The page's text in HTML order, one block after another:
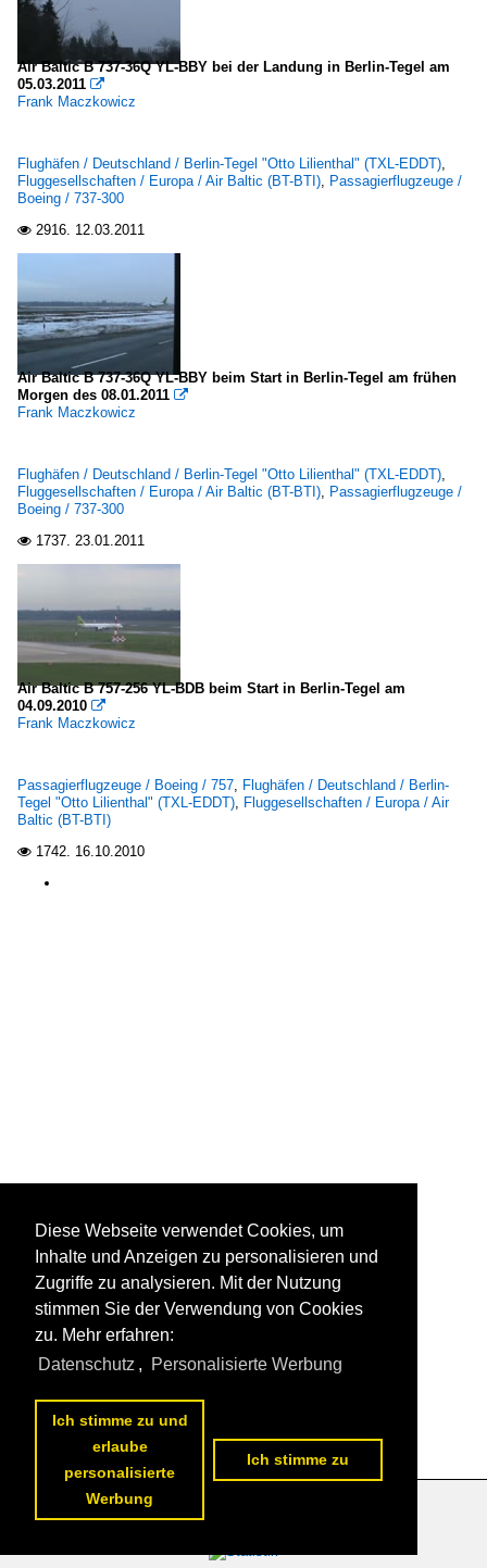
Air Baltic B 737-36Q YL-BBY bei der Landung in Berlin-Tegel am
05.03.2011 
Frank Maczkowicz
Flughäfen / Deutschland / Berlin-Tegel "Otto Lilienthal" (TXL-EDDT),
Fluggesellschaften / Europa / Air Baltic (BT-BTI), Passagierflugzeuge /
Boeing / 737-300
 2916. 12.03.2011
Air Baltic B 737-36Q YL-BBY beim Start in Berlin-Tegel am frühen
Morgen des 08.01.2011 
Frank Maczkowicz
Flughäfen / Deutschland / Berlin-Tegel "Otto Lilienthal" (TXL-EDDT),
Fluggesellschaften / Europa / Air Baltic (BT-BTI), Passagierflugzeuge /
Boeing / 737-300
 1737. 23.01.2011
Air Baltic B 757-256 YL-BDB beim Start in Berlin-Tegel am
04.09.2010 
Frank Maczkowicz
Passagierflugzeuge / Boeing / 757, Flughäfen / Deutschland / Berlin-
Tegel "Otto Lilienthal" (TXL-EDDT), Fluggesellschaften / Europa / Air
Baltic (BT-BTI)
 1742. 16.10.2010
2 nächste Seite
Datenschutzerklärung
Diese Webseite verwendet Cookies, um
Inhalte und Anzeigen zu personalisieren und
Zugriffe zu analysieren. Mit der Nutzung
stimmen Sie der Verwendung von Cookies
zu. Mehr erfahren:
Datenschutz , Personalisierte Werbung
Ich stimme zu und
erlaube
personalisierte
Werbung
Ich stimme zu